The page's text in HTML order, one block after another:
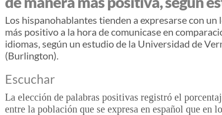
Los hispanohablantes tienden a expresarse con un
más positivo a la hora de comunicase en
idiomas, según un estudio de la Universidad de
(Burlington).
Escuchar
La elección de palabras positivas registró el
entre la población que se expresa en español que en